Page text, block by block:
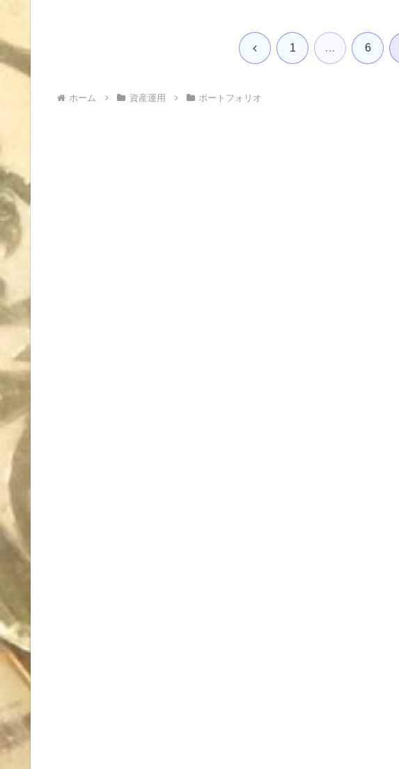
前 1 … 6
ホーム 資産運用 ポートフォリオ